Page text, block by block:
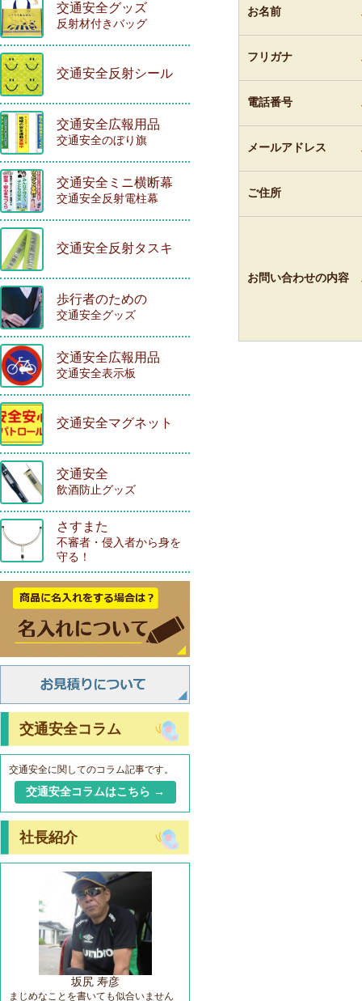
お名前
フリガナ
電話番号
メールアドレス
ご住所
お問い合わせの内容
交通安全グッズ
反射材付きバッグ
交通安全反射シール
交通安全広報用品
交通安全のぼり旗
交通安全ミニ横断幕
交通安全反射電柱幕
交通安全反射タスキ
歩行者のための
交通安全グッズ
交通安全広報用品
交通安全表示板
交通安全マグネット
交通安全
飲酒防止グッズ
さすまた
不審者・侵入者から身を
守る！
交通安全コラム
交通安全に関してのコラム記事です。
交通安全コラムはこちら →
社長紹介
坂尻 寿彦
まじめなことを書いても似合いません